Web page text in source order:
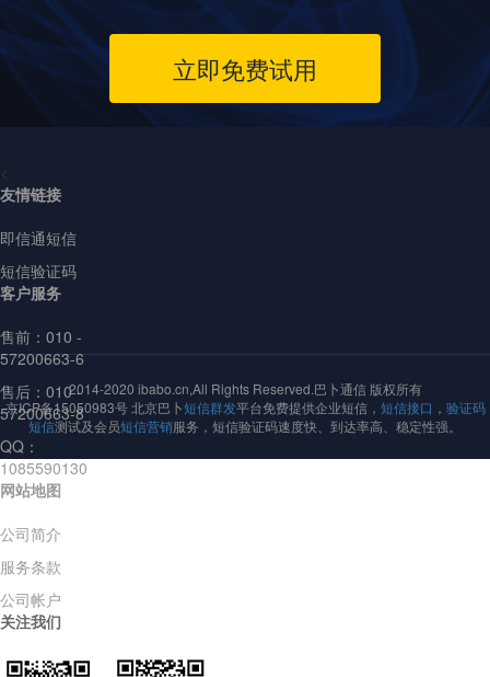
立即免费试用
<
友情链接
即信通短信
短信验证码
客户服务
售前： 010 -
57200663-6
售后：010 -
57200663-8
QQ：
1085590130
网站地图
公司简介
服务条款
公司帐户
关注我们
2014-2020 ibabo.cn,All Rights Reserved.巴卜通信 版权所有
京ICP备15050983号 北京巴卜短信群发平台免费提供企业短信， 短信接口 ， 验证码
短信测试及会员短信营销服务，短信验证码速度快、到达率高、稳定性强。